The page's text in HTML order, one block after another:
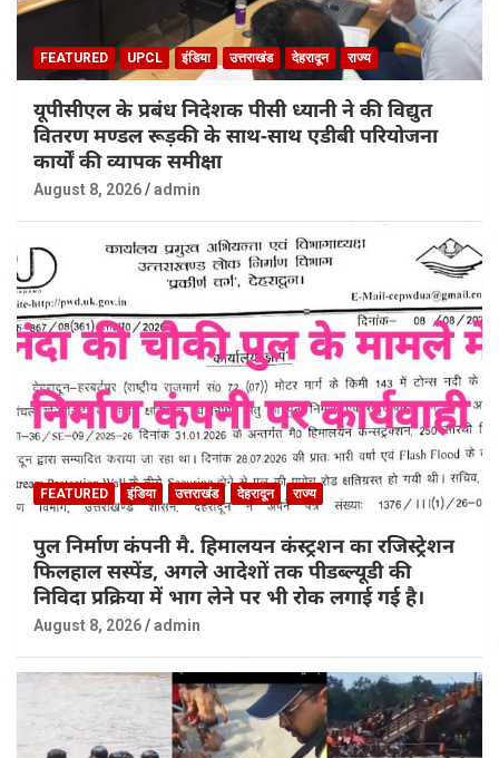
FEATURED UPCL इंडिया उत्तराखंड देहरादून राज्य
यूपीसीएल के प्रबंध निदेशक पीसी ध्यानी ने की विद्युत
वितरण मण्डल रूड़की के साथ-साथ एडीबी परियोजना
कार्यों की व्यापक समीक्षा
August 8, 2026 admin
FEATURED इंडिया उत्तराखंड देहरादून राज्य
पुल निर्माण कंपनी मै. हिमालयन कंस्ट्रशन का रजिस्ट्रेशन
फिलहाल सस्पेंड, अगले आदेशों तक पीडब्ल्यूडी की
निविदा प्रक्रिया में भाग लेने पर भी रोक लगाई गई है।
August 8, 2026 admin